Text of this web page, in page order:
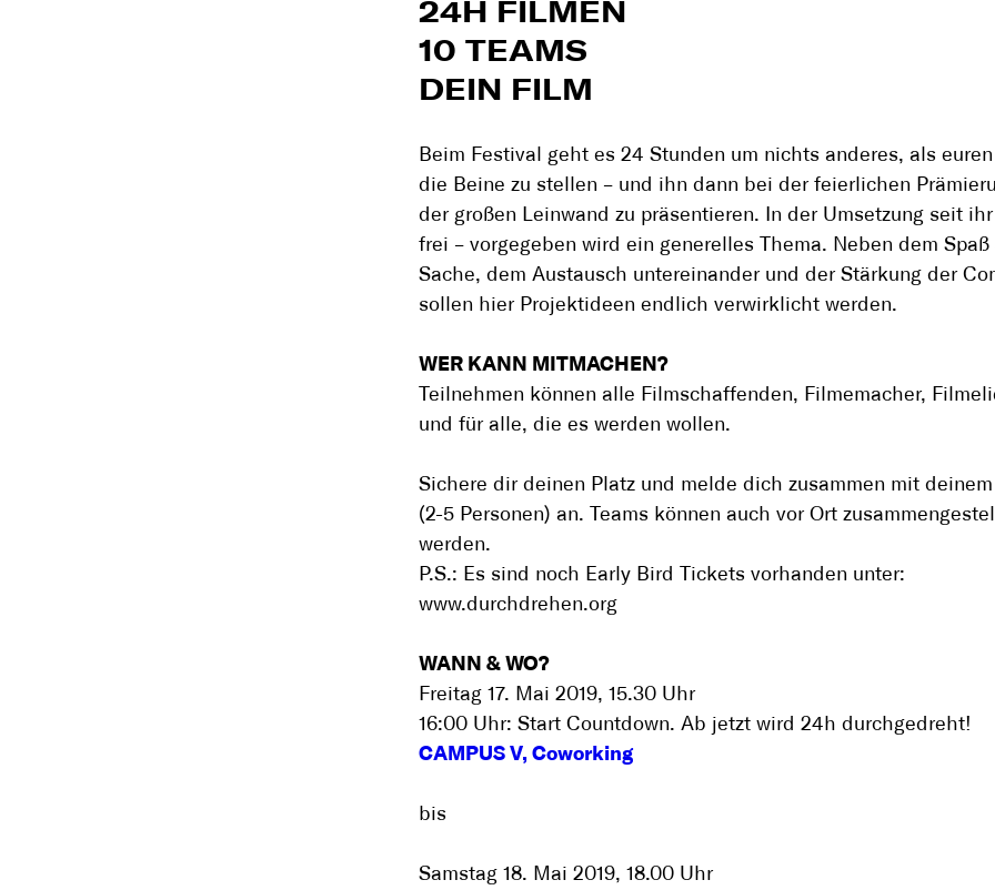
24H FILMEN
10 TEAMS
DEIN FILM
Beim Festival geht es 24 Stunden um nichts anderes, als
die Beine zu stellen – und ihn dann bei der feierlichen
der großen Leinwand zu präsentieren. In der Umsetzung seit
frei – vorgegeben wird ein generelles Thema. Neben dem Spaß
Sache, dem Austausch untereinander und der Stärkung der
sollen hier Projektideen endlich verwirklicht werden.
WER KANN MITMACHEN?
Teilnehmen können alle Filmschaffenden, Filmemacher,
und für alle, die es werden wollen.
Sichere dir deinen Platz und melde dich zusammen mit deinem
(2-5 Personen) an. Teams können auch vor Ort
werden.
P.S.: Es sind noch Early Bird Tickets vorhanden unter:
www.durchdrehen.org
WANN & WO?
Freitag 17. Mai 2019, 15.30 Uhr
16:00 Uhr: Start Countdown. Ab jetzt wird 24h durchgedreht!
CAMPUS V, Coworking
bis
Samstag 18. Mai 2019, 18.00 Uhr